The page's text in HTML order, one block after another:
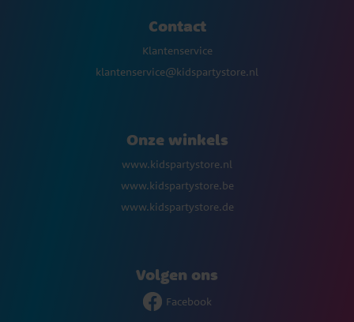
Contact
Klantenservice
klantenservice@kidspartystore.nl
Onze winkels
www.kidspartystore.nl
www.kidspartystore.be
www.kidspartystore.de
Volgen ons
Facebook